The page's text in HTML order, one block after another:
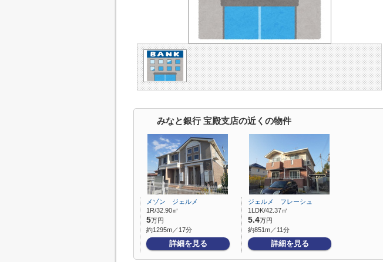
みなと銀行 宝殿支店の近くの物件
メゾン ジェルメ
1R/32.90㎡
5万円
約1295m／17分
詳細を見る
ジェルメ フレーシュ
1LDK/42.37㎡
5.4万円
約851m／11分
詳細を見る